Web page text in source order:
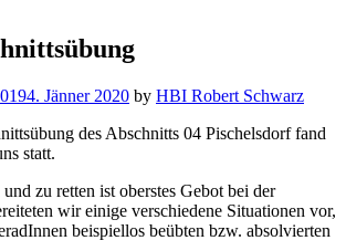
4. Jänner 2020 by HBI Robert Schwarz
des Abschnitts 04 Pischelsdorf fand
statt.
zu retten ist oberstes Gebot bei der
wir einige verschiedene Situationen vor,
beispiellos beübten bzw. absolvierten